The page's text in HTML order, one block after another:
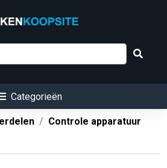
Categorieën
Controle apparatuur